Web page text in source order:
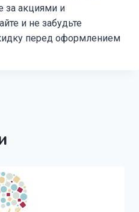
за акциями и
и не забудьте
перед оформлением